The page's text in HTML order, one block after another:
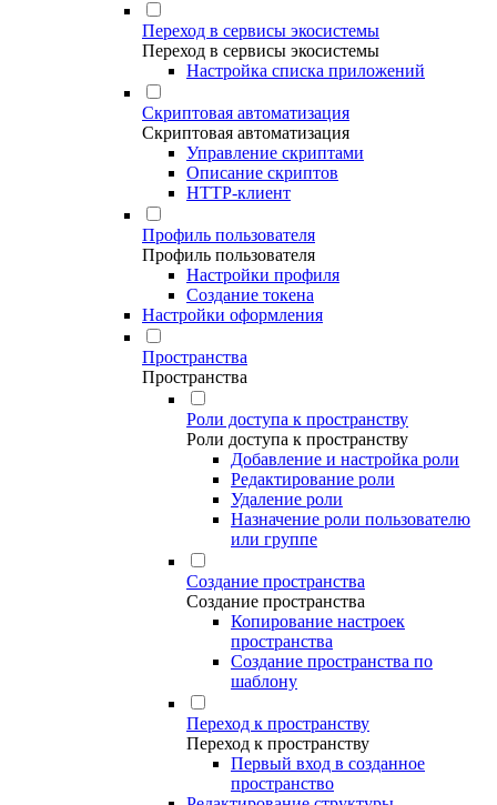
Переход в сервисы экосистемы
Переход в сервисы экосистемы
Настройка списка приложений
Скриптовая автоматизация
Скриптовая автоматизация
Управление скриптами
Описание скриптов
HTTP-клиент
Профиль пользователя
Профиль пользователя
Настройки профиля
Создание токена
Настройки оформления
Пространства
Пространства
Роли доступа к пространству
Роли доступа к пространству
Добавление и настройка роли
Редактирование роли
Удаление роли
Назначение роли пользователю
или группе
Создание пространства
Создание пространства
Копирование настроек
пространства
Создание пространства по
шаблону
Переход к пространству
Переход к пространству
Первый вход в созданное
пространство